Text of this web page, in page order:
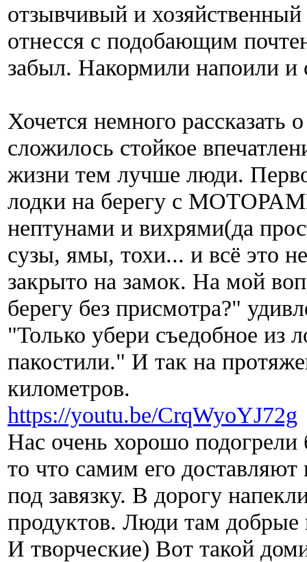
отзывчивый и
отнесся с подобающим
забыл. Накормили напоили и
Хочется немного рассказать
сложилось стойкое
жизни тем лучше люди.
лодки на берегу с
нептунами и вихрями(да
сузы, ямы, тохи... и всё это
закрыто на замок. На мой
берегу без присмотра?"
"Только убери съедобное из
пакостили." И так на
километров.
https://youtu.be/CrqWyoYJ72g
Нас очень хорошо
то что самим его доставляют
под завязку. В дорогу
продуктов. Люди там добрые
И творческие) Вот такой